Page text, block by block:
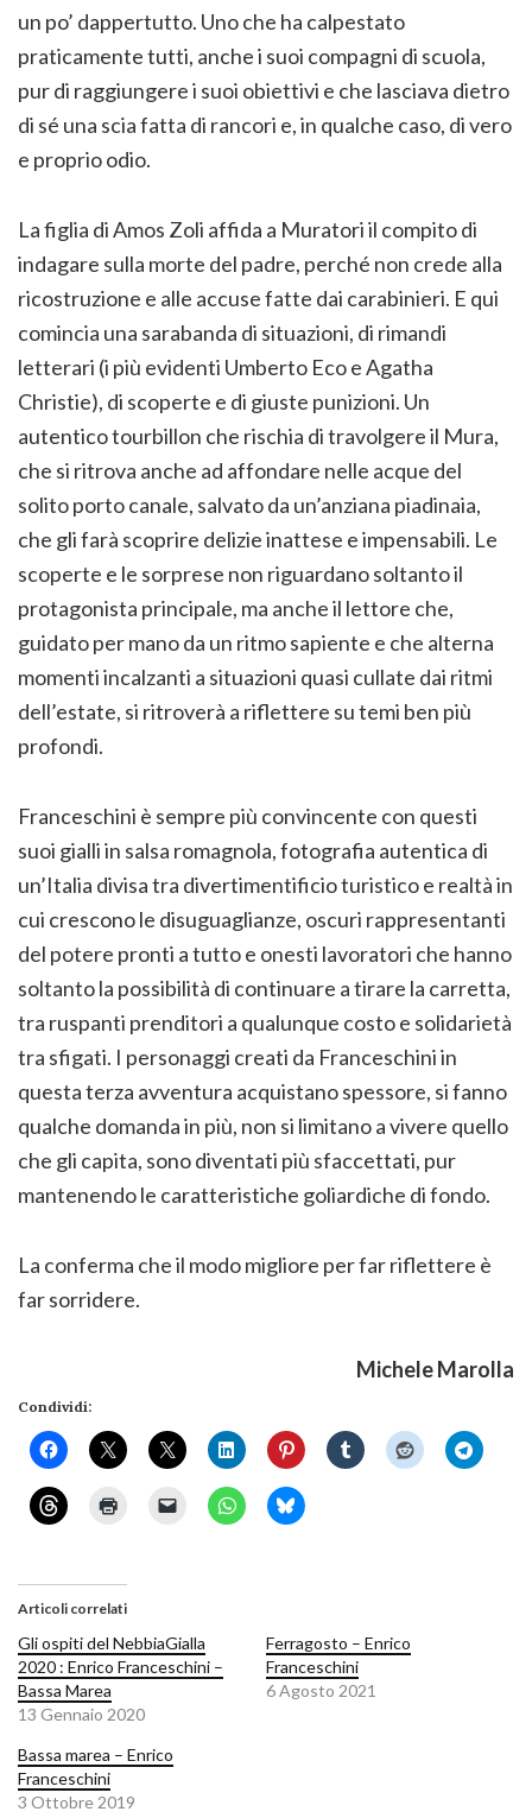
un po’ dappertutto. Uno che ha calpestato
praticamente tutti, anche i suoi compagni di scuola,
pur di raggiungere i suoi obiettivi e che lasciava dietro
di sé una scia fatta di rancori e, in qualche caso, di vero
e proprio odio.
La figlia di Amos Zoli affida a Muratori il compito di
indagare sulla morte del padre, perché non crede alla
ricostruzione e alle accuse fatte dai carabinieri. E qui
comincia una sarabanda di situazioni, di rimandi
letterari (i più evidenti Umberto Eco e Agatha
Christie), di scoperte e di giuste punizioni. Un
autentico tourbillon che rischia di travolgere il Mura,
che si ritrova anche ad affondare nelle acque del
solito porto canale, salvato da un’anziana piadinaia,
che gli farà scoprire delizie inattese e impensabili. Le
scoperte e le sorprese non riguardano soltanto il
protagonista principale, ma anche il lettore che,
guidato per mano da un ritmo sapiente e che alterna
momenti incalzanti a situazioni quasi cullate dai ritmi
dell’estate, si ritroverà a riflettere su temi ben più
profondi.
Franceschini è sempre più convincente con questi
suoi gialli in salsa romagnola, fotografia autentica di
un’Italia divisa tra divertimentificio turistico e realtà in
cui crescono le disuguaglianze, oscuri rappresentanti
del potere pronti a tutto e onesti lavoratori che hanno
soltanto la possibilità di continuare a tirare la carretta,
tra ruspanti prenditori a qualunque costo e solidarietà
tra sfigati. I personaggi creati da Franceschini in
questa terza avventura acquistano spessore, si fanno
qualche domanda in più, non si limitano a vivere quello
che gli capita, sono diventati più sfaccettati, pur
mantenendo le caratteristiche goliardiche di fondo.
La conferma che il modo migliore per far riflettere è
far sorridere.
Michele Marolla
Condividi:
Articoli correlati
Gli ospiti del NebbiaGialla
2020 : Enrico Franceschini –
Bassa Marea
13 Gennaio 2020
Ferragosto – Enrico
Franceschini
6 Agosto 2021
Bassa marea – Enrico
Franceschini
3 Ottobre 2019